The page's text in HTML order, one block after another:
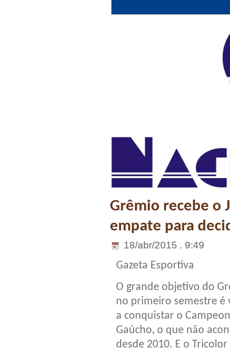
Grêmio recebe o
empate para
18/abr/2015 . 9:49
Gazeta Esportiva
O grande objetivo do
no primeiro semestre é
a conquistar o
Gaúcho, o que não
desde 2010. E o